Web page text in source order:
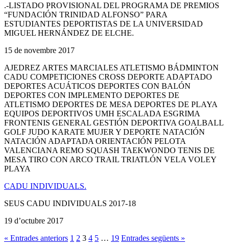
.-LISTADO PROVISIONAL DEL PROGRAMA DE PREMIOS
“FUNDACIÓN TRINIDAD ALFONSO” PARA
ESTUDIANTES DEPORTISTAS DE LA UNIVERSIDAD
MIGUEL HERNÁNDEZ DE ELCHE.
15 de novembre 2017
AJEDREZ ARTES MARCIALES ATLETISMO BÁDMINTON
CADU COMPETICIONES CROSS DEPORTE ADAPTADO
DEPORTES ACUÁTICOS DEPORTES CON BALÓN
DEPORTES CON IMPLEMENTO DEPORTES DE
ATLETISMO DEPORTES DE MESA DEPORTES DE PLAYA
EQUIPOS DEPORTIVOS UMH ESCALADA ESGRIMA
FRONTENIS GENERAL GESTIÓN DEPORTIVA GOALBALL
GOLF JUDO KARATE MUJER Y DEPORTE NATACIÓN
NATACIÓN ADAPTADA ORIENTACIÓN PELOTA
VALENCIANA REMO SQUASH TAEKWONDO TENIS DE
MESA TIRO CON ARCO TRAIL TRIATLÓN VELA VOLEY
PLAYA
CADU INDIVIDUALS.
SEUS CADU INDIVIDUALS 2017-18
19 d’octubre 2017
« Entrades anteriors 1 2 3 4 5 … 19 Entrades següents »